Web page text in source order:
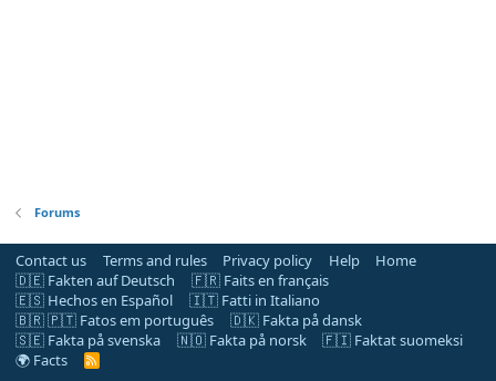
Forums
Contact us Terms and rules Privacy policy Help
Home
🇩🇪 Fakten auf Deutsch
🇫🇷 Faits en français
🇪🇸 Hechos en Español
🇮🇹 Fatti in Italiano
🇧🇷 🇵🇹 Fatos em português
🇩🇰 Fakta på dansk
🇸🇪 Fakta på svenska
🇳🇴 Fakta på norsk
🇫🇮 Faktat suomeksi
🌍 Facts
R